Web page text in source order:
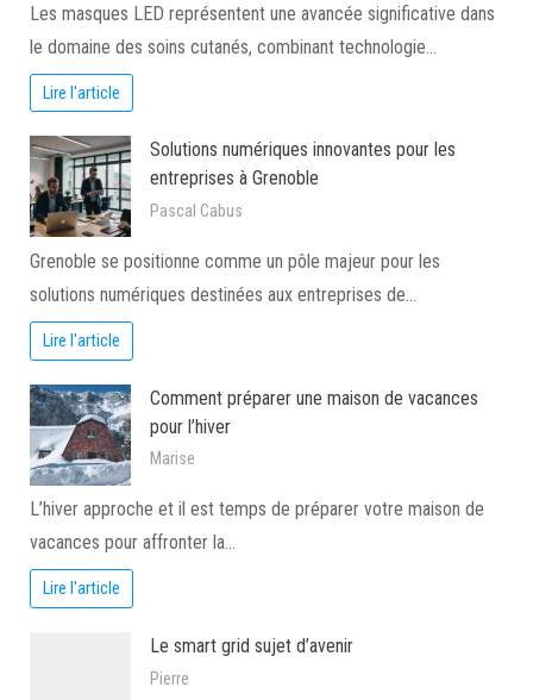
Les masques LED représentent une avancée significative dans
le domaine des soins cutanés, combinant technologie…
Lire l'article
Solutions numériques innovantes pour les
entreprises à Grenoble
Pascal Cabus
Grenoble se positionne comme un pôle majeur pour les
solutions numériques destinées aux entreprises de…
Lire l'article
Comment préparer une maison de vacances
pour l’hiver
Marise
L’hiver approche et il est temps de préparer votre maison de
vacances pour affronter la…
Lire l'article
Le smart grid sujet d’avenir
Pierre